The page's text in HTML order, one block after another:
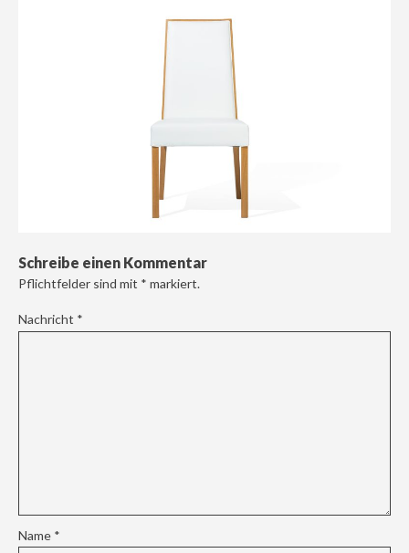
Schreibe einen Kommentar
Pflichtfelder sind mit * markiert.
Nachricht *
Name *